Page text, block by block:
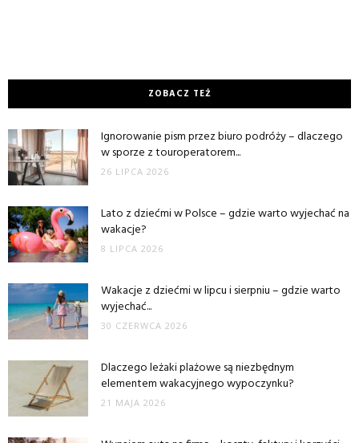
ZOBACZ TEŻ
Ignorowanie pism przez biuro podróży – dlaczego
w sporze z touroperatorem...
26 LIPCA 2026
Lato z dziećmi w Polsce – gdzie warto wyjechać na
wakacje?
8 LIPCA 2026
Wakacje z dziećmi w lipcu i sierpniu – gdzie warto
wyjechać...
30 CZERWCA 2026
Dlaczego leżaki plażowe są niezbędnym
elementem wakacyjnego wypoczynku?
21 MAJA 2026